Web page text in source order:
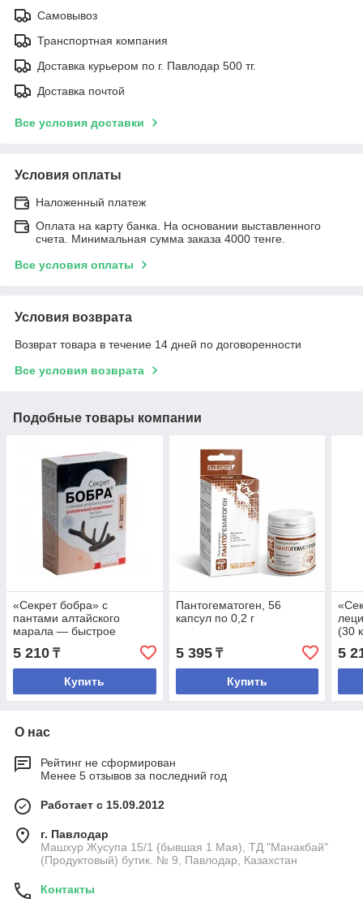
Самовывоз
Транспортная компания
Доставка курьером по г. Павлодар 500 тг.
Доставка почтой
Все условия доставки
Условия оплаты
Наложенный платеж
Оплата на карту банка. На основании выставленного
счета. Минимальная сумма заказа 4000 тенге.
Все условия оплаты
Условия возврата
Возврат товара в течение 14 дней по договоренности
Все условия возврата
Подобные товары компании
«Секрет бобра» с
пантами алтайского
марала — быстрое
восстановление (30
капсул по 0,5 г.)
5 210 ₸
Купить
Пантогематоген, 56
капсул по 0,2 г
5 395₸
Купить
(30
5
О нас
Рейтинг не сформирован
Менее 5 отзывов за последний год
Работает с 15.09.2012
г. Павлодар
Машхур Жусупа 15/1 (бывшая 1 Мая), ТД "Манакбай"
(Продуктовый) бутик. № 9, Павлодар, Казахстан
Контакты